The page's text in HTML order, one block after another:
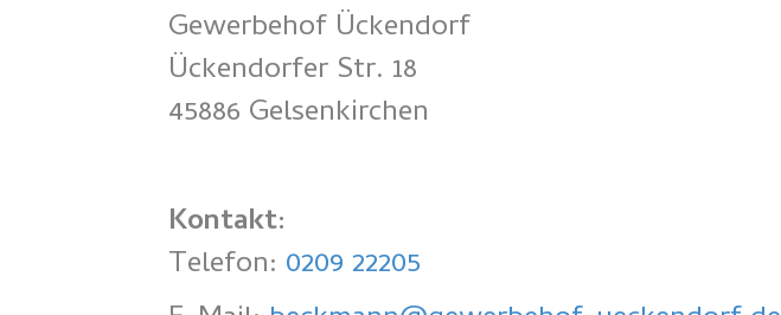
Gewerbehof Ückendorf
Ückendorfer Str. 18
45886 Gelsenkirchen
Kontakt:
Telefon: 0209 22205